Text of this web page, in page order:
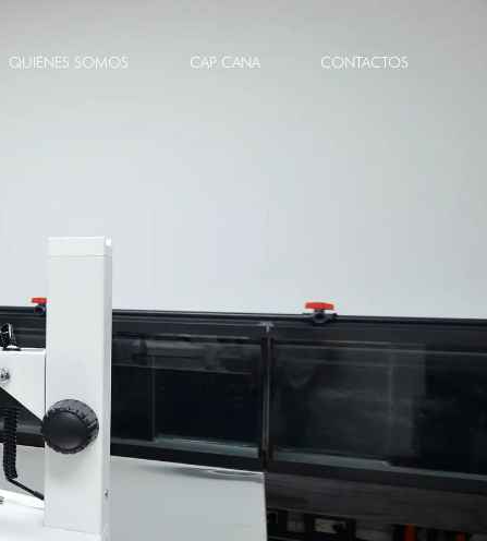
QUIENES SOMOS CAP CANA CONTACTOS